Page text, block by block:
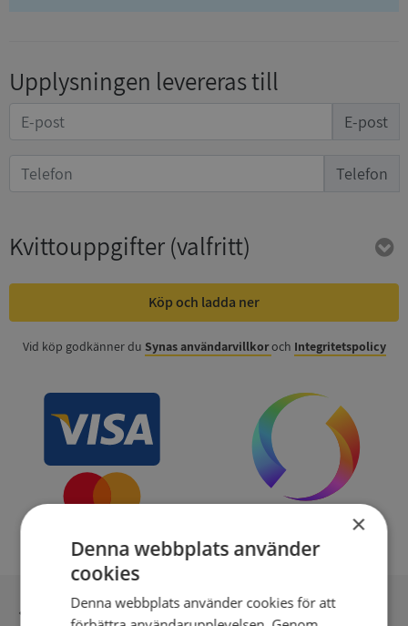
Upplysningen levereras till
E-post
Telefon
Kvittouppgifter(valfritt)
Köp och ladda ner
Vid köp godkänner du Synas användarvillkoroch Integritetspolicy
Inga kopior till omfrågad
×
Denna webbplats använder
cookies
Denna webbplats använder cookies för att